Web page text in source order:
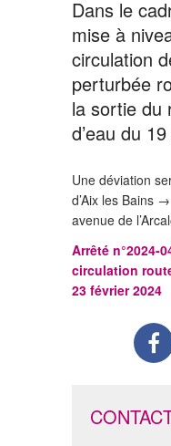
Dans le
mise à
circulation
perturbée
la sortie du
d’eau du
Une déviation
d’Aix les Bains
avenue de
Arrêté n°2024-
circulation
23 février 2024